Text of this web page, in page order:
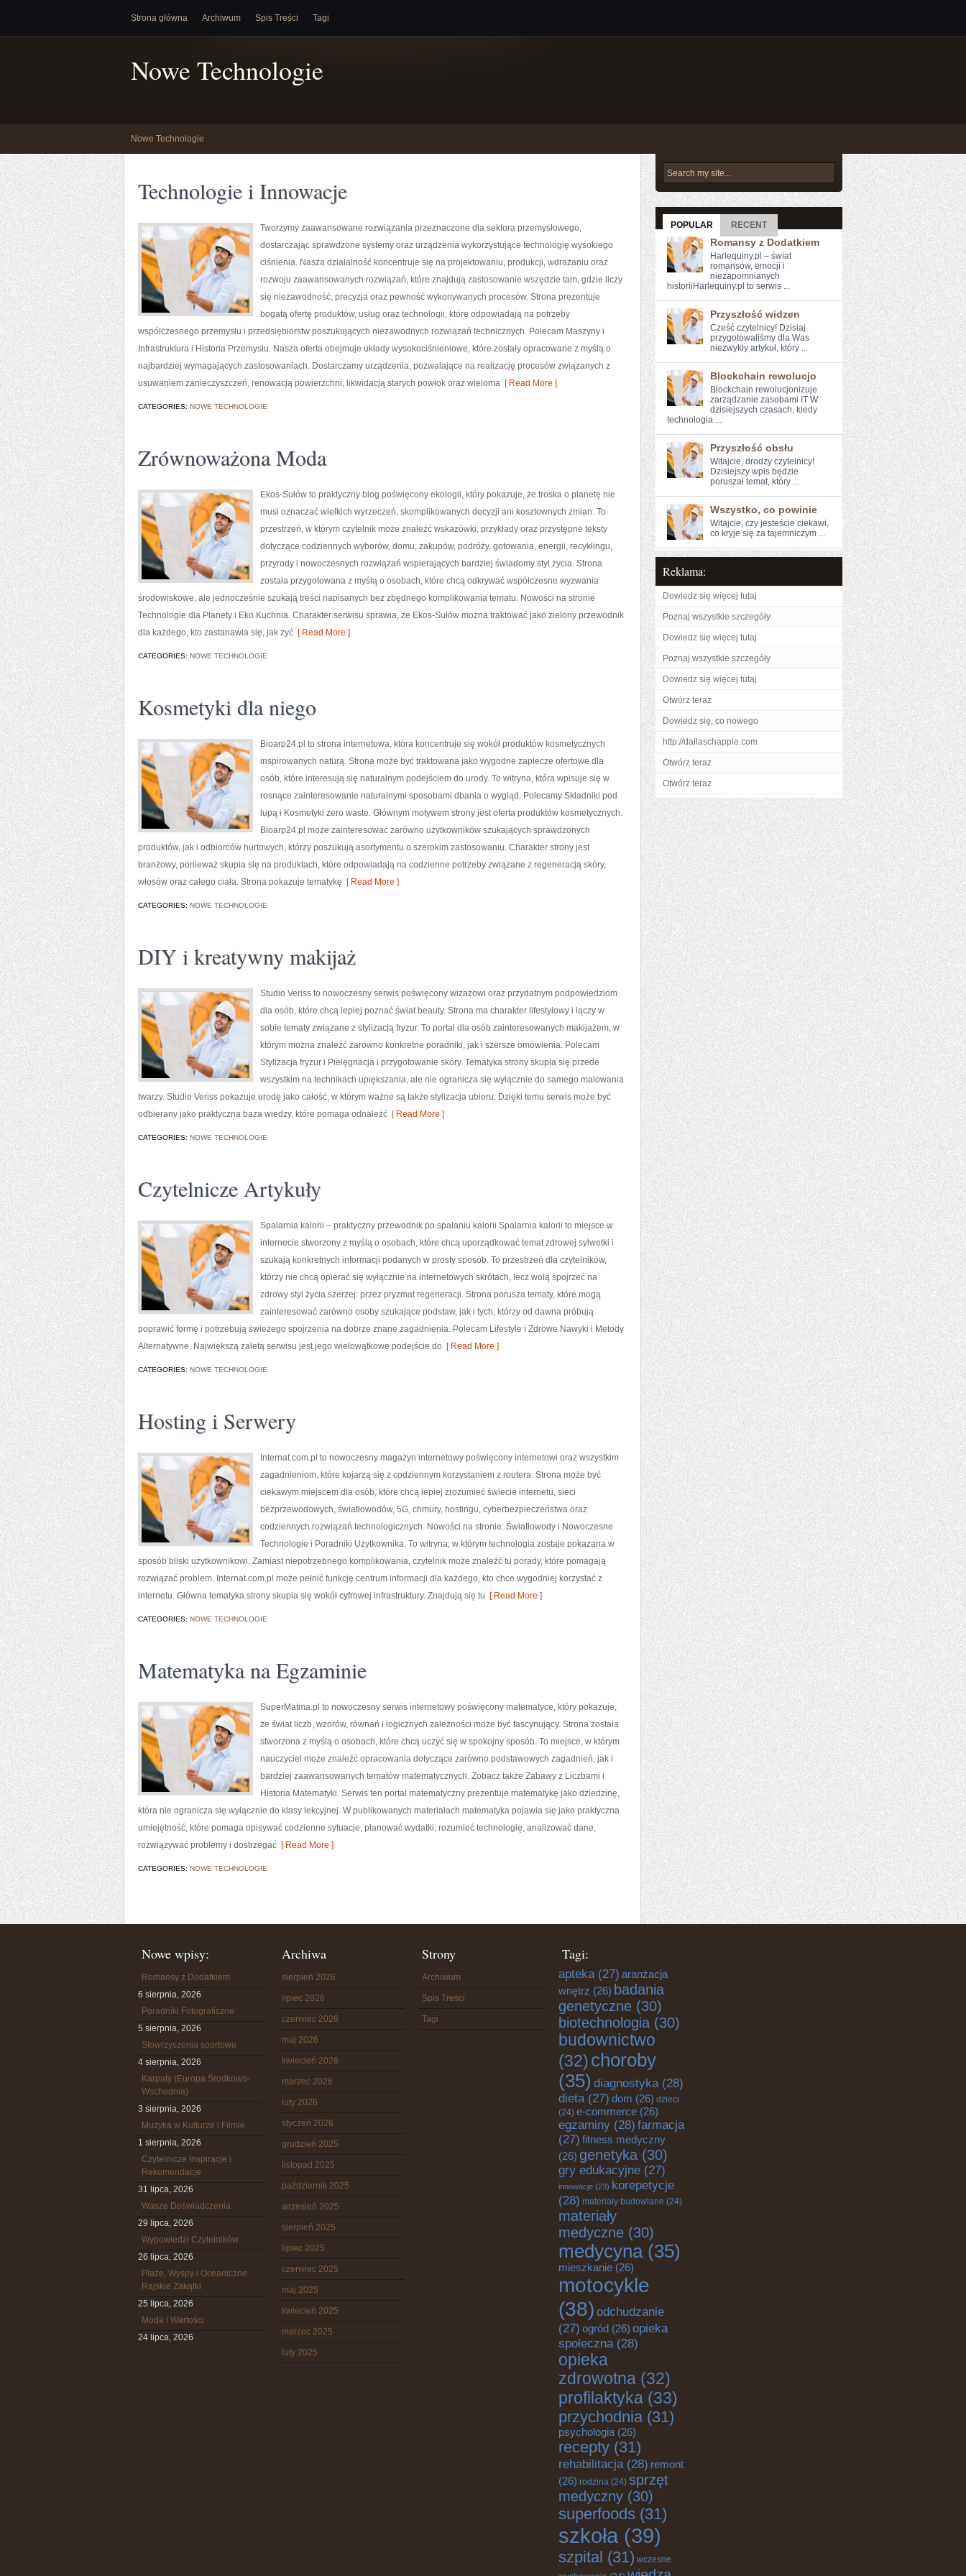
Strona główna Archiwum Spis Treści Tagi
Nowe Technologie
Nowe Technologie
Technologie i Innowacje
Tworzymy zaawansowane rozwiązania przeznaczone dla sektora przemysłowego,
dostarczając sprawdzone systemy oraz urządzenia wykorzystujące technologię wysokiego
ciśnienia. Nasza działalność koncentruje się na projektowaniu, produkcji, wdrażaniu oraz
rozwoju zaawansowanych rozwiązań, które znajdują zastosowanie wszędzie tam, gdzie liczy
się niezawodność, precyzja oraz pewność wykonywanych procesów. Strona prezentuje
bogatą ofertę produktów, usług oraz technologii, które odpowiadają na potrzeby
współczesnego przemysłu i przedsiębiorstw poszukujących niezawodnych rozwiązań technicznych. Polecam Maszyny i
Infrastruktura i Historia Przemysłu. Nasza oferta obejmuje układy wysokociśnieniowe, które zostały opracowane z myślą o
najbardziej wymagających zastosowaniach. Dostarczamy urządzenia, pozwalające na realizację procesów związanych z
usuwaniem zanieczyszczeń, renowacją powierzchni, likwidacją starych powłok oraz wieloma [ Read More ]
CATEGORIES: NOWE TECHNOLOGIE
Zrównoważona Moda
Ekos-Sułów to praktyczny blog poświęcony ekologii, który pokazuje, że troska o planetę nie
musi oznaczać wielkich wyrzeczeń, skomplikowanych decyzji ani kosztownych zmian. To
przestrzeń, w którym czytelnik może znaleźć wskazówki, przykłady oraz przystępne teksty
dotyczące codziennych wyborów, domu, zakupów, podróży, gotowania, energii, recyklingu,
przyrody i nowoczesnych rozwiązań wspierających bardziej świadomy styl życia. Strona
została przygotowana z myślą o osobach, które chcą odkrywać współczesne wyzwania
środowiskowe, ale jednocześnie szukają treści napisanych bez zbędnego komplikowania tematu. Nowości na stronie
Technologie dla Planety i Eko Kuchnia. Charakter serwisu sprawia, że Ekos-Sułów można traktować jako zielony przewodnik
dla każdego, kto zastanawia się, jak żyć [ Read More ]
CATEGORIES: NOWE TECHNOLOGIE
Kosmetyki dla niego
Bioarp24.pl to strona internetowa, która koncentruje się wokół produktów kosmetycznych
inspirowanych naturą. Strona może być traktowana jako wygodne zaplecze ofertowe dla
osób, które interesują się naturalnym podejściem do urody. To witryna, która wpisuje się w
rosnące zainteresowanie naturalnymi sposobami dbania o wygląd. Polecamy Składniki pod
lupą i Kosmetyki zero waste. Głównym motywem strony jest oferta produktów kosmetycznych.
Bioarp24.pl może zainteresować zarówno użytkowników szukających sprawdzonych
produktów, jak i odbiorców hurtowych, którzy poszukują asortymentu o szerokim zastosowaniu. Charakter strony jest
branżowy, ponieważ skupia się na produktach, które odpowiadają na codzienne potrzeby związane z regeneracją skóry,
włosów oraz całego ciała. Strona pokazuje tematykę [ Read More ]
CATEGORIES: NOWE TECHNOLOGIE
DIY i kreatywny makijaż
Studio Veriss to nowoczesny serwis poświęcony wizażowi oraz przydatnym podpowiedziom
dla osób, które chcą lepiej poznać świat beauty. Strona ma charakter lifestylowy i łączy w
sobie tematy związane z stylizacją fryzur. To portal dla osób zainteresowanych makijażem, w
którym można znaleźć zarówno konkretne poradniki, jak i szersze omówienia. Polecam
Stylizacja fryzur i Pielęgnacja i przygotowanie skóry. Tematyka strony skupia się przede
wszystkim na technikach upiększania, ale nie ogranicza się wyłącznie do samego malowania
twarzy. Studio Veriss pokazuje urodę jako całość, w którym ważne są także stylizacja ubioru. Dzięki temu serwis może być
odbierany jako praktyczna baza wiedzy, które pomaga odnaleźć [ Read More ]
CATEGORIES: NOWE TECHNOLOGIE
Czytelnicze Artykuły
Spalarnia kalorii – praktyczny przewodnik po spalaniu kalorii Spalarnia kalorii to miejsce w
internecie stworzony z myślą o osobach, które chcą uporządkować temat zdrowej sylwetki i
szukają konkretnych informacji podanych w prosty sposób. To przestrzeń dla czytelników,
którzy nie chcą opierać się wyłącznie na internetowych skrótach, lecz wolą spojrzeć na
zdrowy styl życia szerzej: przez pryzmat regeneracji. Strona porusza tematy, które mogą
zainteresować zarówno osoby szukające podstaw, jak i tych, którzy od dawna próbują
poprawić formę i potrzebują świeżego spojrzenia na dobrze znane zagadnienia. Polecam Lifestyle i Zdrowe Nawyki i Metody
Alternatywne. Największą zaletą serwisu jest jego wielowątkowe podejście do [ Read More ]
CATEGORIES: NOWE TECHNOLOGIE
Hosting i Serwery
Internat.com.pl to nowoczesny magazyn internetowy poświęcony internetowi oraz wszystkim
zagadnieniom, które kojarzą się z codziennym korzystaniem z routera. Strona może być
ciekawym miejscem dla osób, które chcą lepiej zrozumieć świecie internetu, sieci
bezprzewodowych, światłowodów, 5G, chmury, hostingu, cyberbezpieczeństwa oraz
codziennych rozwiązań technologicznych. Nowości na stronie: Światłowody i Nowoczesne
Technologie i Poradniki Użytkownika. To witryna, w którym technologia zostaje pokazana w
sposób bliski użytkownikowi. Zamiast niepotrzebnego komplikowania, czytelnik może znaleźć tu porady, które pomagają
rozwiązać problem. Internat.com.pl może pełnić funkcję centrum informacji dla każdego, kto chce wygodniej korzystać z
internetu. Główna tematyka strony skupia się wokół cyfrowej infrastruktury. Znajdują się tu [ Read More ]
CATEGORIES: NOWE TECHNOLOGIE
Matematyka na Egzaminie
SuperMatma.pl to nowoczesny serwis internetowy poświęcony matematyce, który pokazuje,
że świat liczb, wzorów, równań i logicznych zależności może być fascynujący. Strona została
stworzona z myślą o osobach, które chcą uczyć się w spokojny sposób. To miejsce, w którym
nauczyciel może znaleźć opracowania dotyczące zarówno podstawowych zagadnień, jak i
bardziej zaawansowanych tematów matematycznych. Zobacz także Zabawy z Liczbami i
Historia Matematyki. Serwis ten portal matematyczny prezentuje matematykę jako dziedzinę,
która nie ogranicza się wyłącznie do klasy lekcyjnej. W publikowanych materiałach matematyka pojawia się jako praktyczna
umiejętność, które pomaga opisywać codzienne sytuacje, planować wydatki, rozumieć technologię, analizować dane,
rozwiązywać problemy i dostrzegać [ Read More ]
CATEGORIES: NOWE TECHNOLOGIE
POPULAR RECENT
Romansy z Dodatkiem
Harlequiny.pl – świat
romansów, emocji i
niezapomnianych
historiiHarlequiny.pl to serwis ...
Przyszłość widzen
Cześć czytelnicy! Dzisiaj
przygotowaliśmy dla Was
niezwykły artykuł, który ...
Blockchain rewolucjo
Blockchain rewolucjonizuje
zarządzanie zasobami IT W
dzisiejszych ⁢czasach, kiedy
technologia ...
Przyszłość obsłu
Witajcie, ⁤drodzy ​czytelnicy!⁣
Dzisiejszy wpis będzie
poruszał⁤ temat, który ...
Wszystko, co powinie
Witajcie, ⁢czy jesteście​ ciekawi,
co‌ kryje się za tajemniczym ...
Reklama:
Dowiedz się więcej tutaj
Poznaj wszystkie szczegóły
Dowiedz się więcej tutaj
Poznaj wszystkie szczegóły
Dowiedz się więcej tutaj
Otwórz teraz
Dowiedz się, co nowego
http://dallaschapple.com
Otwórz teraz
Otwórz teraz
Nowe wpisy:
Romansy z Dodatkiem
6 sierpnia, 2026
Poradniki Fotograficzne
5 sierpnia, 2026
Stowrzyszenia sportowe
4 sierpnia, 2026
Karpaty (Europa Środkowo-
Wschodnia)
3 sierpnia, 2026
Muzyka w Kulturze i Filmie
1 sierpnia, 2026
Czytelnicze Inspiracje i
Rekomendacje
31 lipca, 2026
Wasze Doświadczenia
29 lipca, 2026
Wypowiedzi Czytelników
26 lipca, 2026
Plaże, Wyspy i Oceaniczne
Rajskie Zakątki
25 lipca, 2026
Moda i Wartości
24 lipca, 2026
Archiwa
sierpień 2026
lipiec 2026
czerwiec 2026
maj 2026
kwiecień 2026
marzec 2026
luty 2026
styczeń 2026
grudzień 2025
listopad 2025
październik 2025
wrzesień 2025
sierpień 2025
lipiec 2025
czerwiec 2025
maj 2025
kwiecień 2025
marzec 2025
luty 2025
Strony
Archiwum
Spis Treści
Tagi
Tagi:
apteka(27) aranżacja
wnętrz (26) badania
genetyczne (30)
biotechnologia (30)
budownictwo
(32) choroby
(35) diagnostyka(28)
dieta(27) dom (26) dzieci
(24) e-commerce (26)
egzaminy (28) farmacja
(27) fitness medyczny
(26) genetyka (30)
gry edukacyjne (27)
innowacje (23) korepetycje
(28) materiały budowlane (24)
materiały
medyczne (30)
medycyna(35)
mieszkanie (26)
motocykle
(38) odchudzanie
(27) ogród (26) opieka
społeczna(28)
opieka
zdrowotna (32)
profilaktyka (33)
przychodnia(31)
psychologia (26)
recepty (31)
rehabilitacja(28) remont
(26) rodzina (24) sprzęt
medyczny (30)
superfoods (31)
szkoła (39)
szpital (31) wczesne